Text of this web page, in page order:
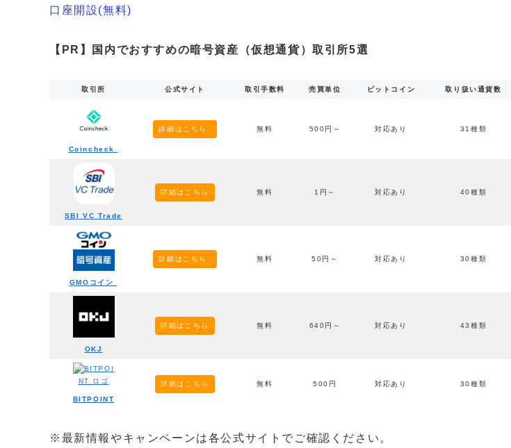
口座開設(無料)
【PR】国内でおすすめの暗号資産（仮想通貨）取引所5選
取引所 公式サイト 取引手数料 売買単位 ビットコイン 取り扱い通貨数
Coincheck
詳細はこちら 無料 500円～ 対応あり 31種類
SBI VC Trade
詳細はこちら 無料 1円～ 対応あり 40種類
GMOコイン
詳細はこちら 無料 50円～ 対応あり 30種類
OKJ
詳細はこちら 無料 640円～ 対応あり 43種類
BITPOINT
詳細はこちら 無料 500円 対応あり 30種類
※最新情報やキャンペーンは各公式サイトでご確認ください。